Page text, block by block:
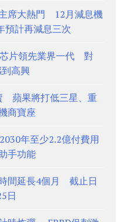
席大熱門 12月減息機
預計再減息三次
片領先業界一代 對
高興
蘋果將打低三星、重
商寶座
年至少2.2億付費用
手功能
間延長4個月 截止日
日